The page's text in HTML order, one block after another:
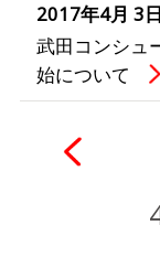
2017年4月 3日
武田コンシュ
始について